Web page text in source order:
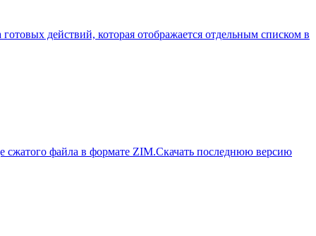
действий, которая отображается отдельным списком в
сжатого файла в формате ZIM.Скачать последнюю версию